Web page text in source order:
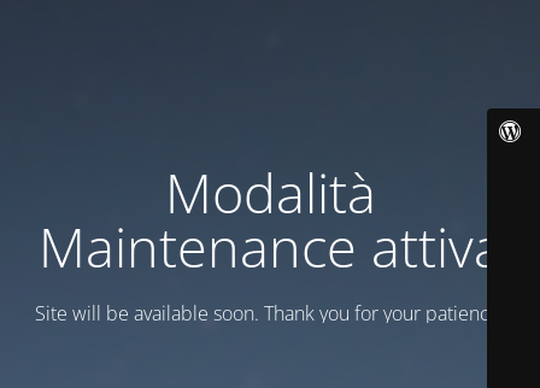
Modalità
Maintenance attiva
Site will be available soon. Thank you for your patience!